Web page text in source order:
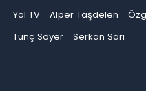
Yol TV
Alper Taşdelen
Tunç Soyer
Serkan Sarı